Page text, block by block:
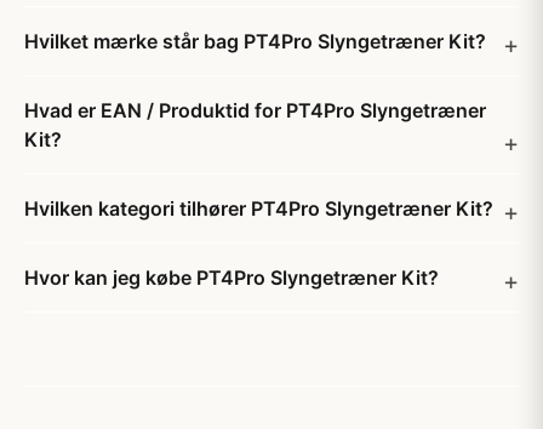
Hvilket mærke står bag PT4Pro Slyngetræner Kit?
Hvad er EAN / Produktid for PT4Pro Slyngetræner
Kit?
Hvilken kategori tilhører PT4Pro Slyngetræner Kit?
Hvor kan jeg købe PT4Pro Slyngetræner Kit?